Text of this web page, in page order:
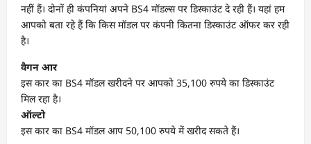
नहीं हैं। दोनों ही कंपनियां अपने BS4 मॉडल्स पर डिस्काउंट दे रही हैं। यहां हम
आपको बता रहे हैं कि किस मॉडल पर कंपनी कितना डिस्काउंट ऑफर कर रही
है।
वैगन आर
इस कार का BS4 मॉडल खरीदने पर आपको 35,100 रुपये का डिस्काउंट
मिल रहा है।
ऑल्टो
इस कार का BS4 मॉडल आप 50,100 रुपये में खरीद सकते हैं।